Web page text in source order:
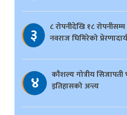
३
८ रोपनीदेखि १८
नवराज घिमिरेको
४
काैशल्य गोत्रीय
इतिहासको अन्त्य